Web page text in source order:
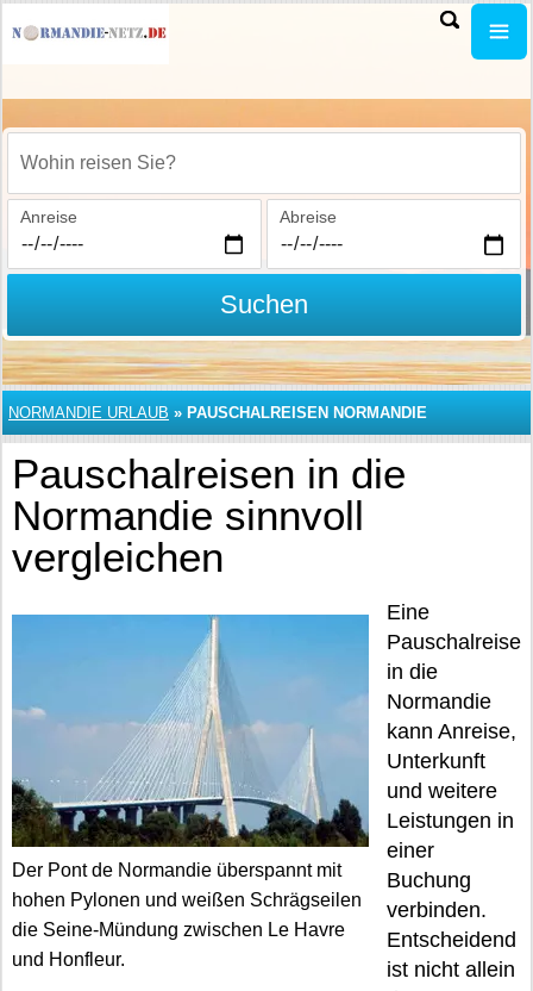
Wohin reisen Sie?
Anreise Abreise
Suchen
NORMANDIE URLAUB » PAUSCHALREISEN NORMANDIE
Pauschalreisen in die
Normandie sinnvoll
vergleichen
Der Pont de Normandie überspannt mit
hohen Pylonen und weißen Schrägseilen
die Seine-Mündung zwischen Le Havre
und Honfleur.
Eine
Pauschalreise
in die
Normandie
kann Anreise,
Unterkunft
und weitere
Leistungen in
einer
Buchung
verbinden.
Entscheidend
ist nicht allein